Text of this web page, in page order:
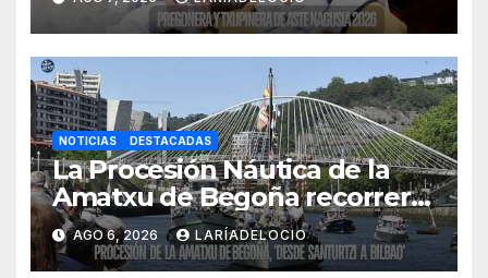
NOTICIAS DESTACADAS
La Procesión Náutica de la
Amatxu de Begoña recorrerá
la ría el 14 de agosto con siete
embarcaciones
AGO 6, 2026 LARÍADELOCIO